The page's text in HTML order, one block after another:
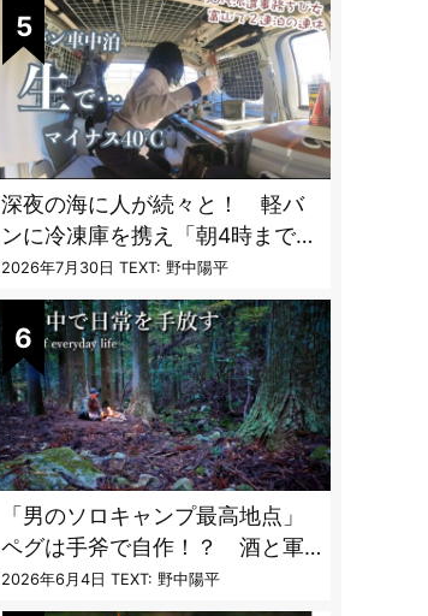
深夜の海に人が続々と！ 軽バ
ンに冷凍庫を携え「朝4時までホ
タルイカ掬い」の奮闘記
2026年7月30日 TEXT: 野中陽平
「男のソロキャンプ最高地点」
ペグは手斧で自作！？ 酒と軍
幕テントとラムチョップ
2026年6月4日 TEXT: 野中陽平